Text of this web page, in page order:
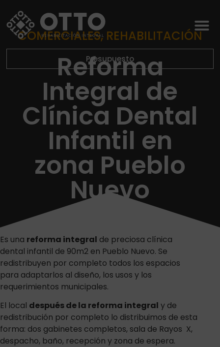
Presupuesto
COMERCIALES, REHABILITACIÓN
Reforma
Integral de
Clínica Dental
Infantil en
zona Pueblo
Nuevo
Es una reforma integral de preciosa clínica
dental infantil de 90m2 en Pueblo Nuevo. Se
redistribuyen por completo todos los espacios
para adaptarlos al diseño, los usos y los
requerimientos municipales.
El local después de la reforma integral y de
redistribución por completo lo distribuimos de esta
forma: dos gabinetes completos, sala de Rayos X,
despacho, baño, recepción y zona de espera.